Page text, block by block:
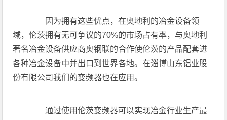
因为拥有这些优点，在奥地利的冶金设备领
域，伦茨拥有无可争议的70%的市场占有率，与奥地利
著名冶金设备供应商奥钢联的合作使伦茨的产品配套进
各种冶金设备中并出口到世界各地。在淄博山东铝业股
份有限公司我们的变频器也在应用。
通过使用伦茨变频器可以实现冶金行业生产最